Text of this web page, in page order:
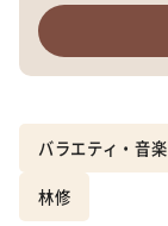
バラエティ・音楽
林修